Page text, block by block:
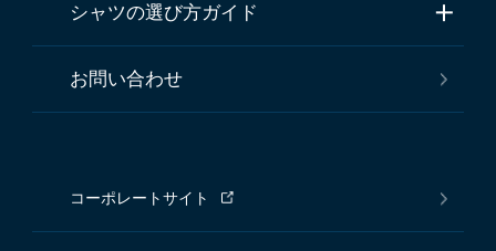
シャツの選び方ガイド
お問い合わせ
コーポレートサイト